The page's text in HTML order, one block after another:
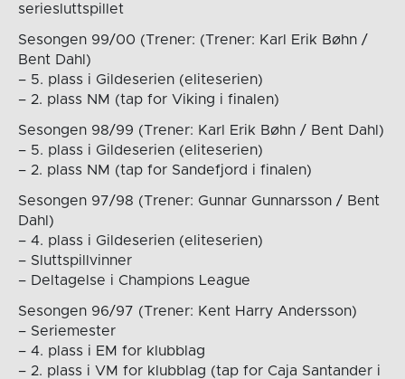
seriesluttspillet
Sesongen 99/00 (Trener: (Trener: Karl Erik Bøhn /
Bent Dahl)
– 5. plass i Gildeserien (eliteserien)
– 2. plass NM (tap for Viking i finalen)
Sesongen 98/99 (Trener: Karl Erik Bøhn / Bent Dahl)
– 5. plass i Gildeserien (eliteserien)
– 2. plass NM (tap for Sandefjord i finalen)
Sesongen 97/98 (Trener: Gunnar Gunnarsson / Bent
Dahl)
– 4. plass i Gildeserien (eliteserien)
– Sluttspillvinner
– Deltagelse i Champions League
Sesongen 96/97 (Trener: Kent Harry Andersson)
– Seriemester
– 4. plass i EM for klubblag
– 2. plass i VM for klubblag (tap for Caja Santander i